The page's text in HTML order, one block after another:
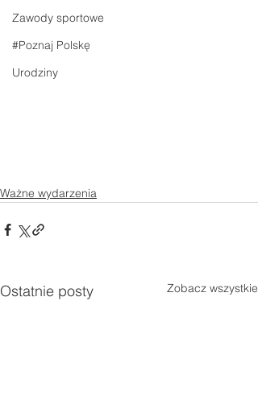
Zawody sportowe
#Poznaj Polskę
Urodziny
Ważne wydarzenia
Ostatnie posty Zobacz wszystkie